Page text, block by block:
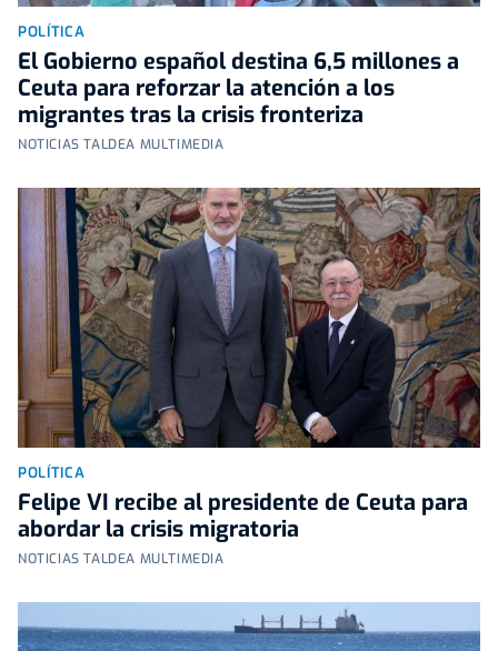
POLÍTICA
El Gobierno español destina 6,5 millones a
Ceuta para reforzar la atención a los
migrantes tras la crisis fronteriza
NOTICIAS TALDEA MULTIMEDIA
POLÍTICA
Felipe VI recibe al presidente de Ceuta para
abordar la crisis migratoria
NOTICIAS TALDEA MULTIMEDIA